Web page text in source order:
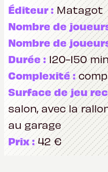
Éditeur : Matagot
Nombre de
Nombre de
Durée :120-150
Complexité :
Surface de jeu
salon, avec la
au garage
Prix :42 €